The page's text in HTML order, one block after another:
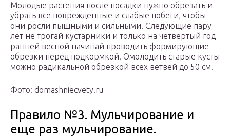
Молодые растения после посадки нужно обрезать и
убрать все поврежденные и слабые побеги, чтобы
они росли пышными и сильными. Следующие пару
лет не трогай кустарники и только на четвертый год
ранней весной начинай проводить формирующие
обрезки перед подкормкой. Омолодить старые кусты
можно радикальной обрезкой всех ветвей до 50 см.
Фото: domashniecvety.ru
Правило №3. Мульчирование и
еще раз мульчирование.